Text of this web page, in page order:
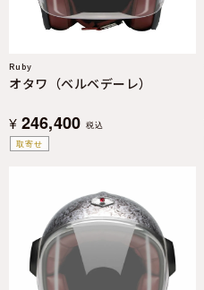
取寄せ
Ruby
オタワ（ベルベデーレ）
¥ 246,400 税込